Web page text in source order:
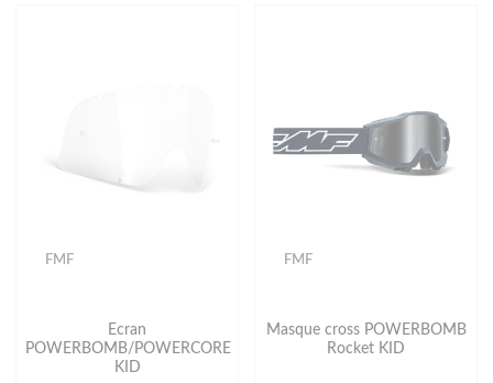
FMF
Ecran
POWERBOMB/POWERCORE
KID
FMF
Masque cross POWERBOMB
Rocket KID